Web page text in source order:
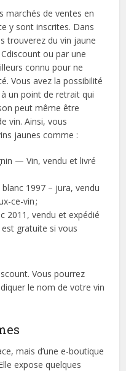
marchés de ventes en
y sont inscrites. Dans
trouverez du vin jaune
ou par une
connu pour ne
Vous avez la possibilité
un point de retrait qui
peut même être
vin. Ainsi, vous
jaunes comme :
— Vin, vendu et livré
1997 – jura, vendu
ce-vin ;
2011, vendu et expédié
gratuite si vous
Vous pourrez
le nom de votre vin
mais d’une e-boutique
expose quelques